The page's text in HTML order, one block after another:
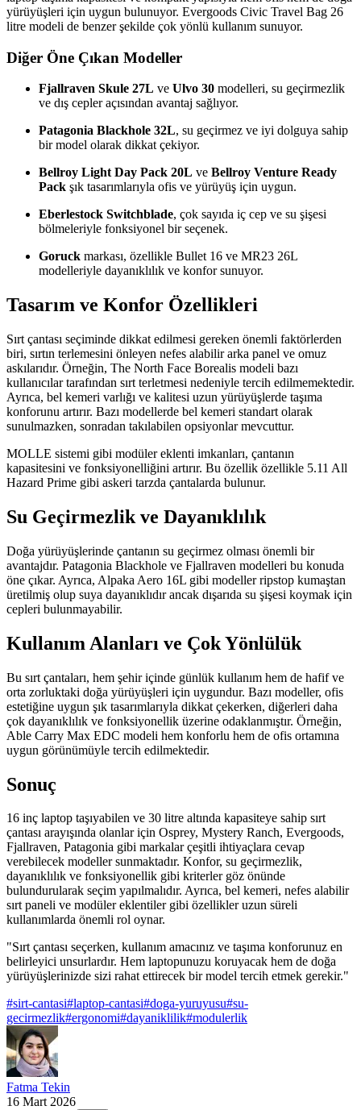
yürüyüşleri için uygun bulunuyor. Evergoods Civic Travel Bag 26
litre modeli de benzer şekilde çok yönlü kullanım sunuyor.
Diğer Öne Çıkan Modeller
Fjallraven Skule 27L ve Ulvo 30 modelleri, su geçirmezlik
ve dış cepler açısından avantaj sağlıyor.
Patagonia Blackhole 32L, su geçirmez ve iyi dolguya sahip
bir model olarak dikkat çekiyor.
Bellroy Light Day Pack 20L ve Bellroy Venture Ready
Pack şık tasarımlarıyla ofis ve yürüyüş için uygun.
Eberlestock Switchblade, çok sayıda iç cep ve su şişesi
bölmeleriyle fonksiyonel bir seçenek.
Goruck markası, özellikle Bullet 16 ve MR23 26L
modelleriyle dayanıklılık ve konfor sunuyor.
Tasarım ve Konfor Özellikleri
Sırt çantası seçiminde dikkat edilmesi gereken önemli faktörlerden
biri, sırtın terlemesini önleyen nefes alabilir arka panel ve omuz
askılarıdır. Örneğin, The North Face Borealis modeli bazı
kullanıcılar tarafından sırt terletmesi nedeniyle tercih edilmemektedir.
Ayrıca, bel kemeri varlığı ve kalitesi uzun yürüyüşlerde taşıma
konforunu artırır. Bazı modellerde bel kemeri standart olarak
sunulmazken, sonradan takılabilen opsiyonlar mevcuttur.
MOLLE sistemi gibi modüler eklenti imkanları, çantanın
kapasitesini ve fonksiyonelliğini artırır. Bu özellik özellikle 5.11 All
Hazard Prime gibi askeri tarzda çantalarda bulunur.
Su Geçirmezlik ve Dayanıklılık
Doğa yürüyüşlerinde çantanın su geçirmez olması önemli bir
avantajdır. Patagonia Blackhole ve Fjallraven modelleri bu konuda
öne çıkar. Ayrıca, Alpaka Aero 16L gibi modeller ripstop kumaştan
üretilmiş olup suya dayanıklıdır ancak dışarıda su şişesi koymak için
cepleri bulunmayabilir.
Kullanım Alanları ve Çok Yönlülük
Bu sırt çantaları, hem şehir içinde günlük kullanım hem de hafif ve
orta zorluktaki doğa yürüyüşleri için uygundur. Bazı modeller, ofis
estetiğine uygun şık tasarımlarıyla dikkat çekerken, diğerleri daha
çok dayanıklılık ve fonksiyonellik üzerine odaklanmıştır. Örneğin,
Able Carry Max EDC modeli hem konforlu hem de ofis ortamına
uygun görünümüyle tercih edilmektedir.
Sonuç
16 inç laptop taşıyabilen ve 30 litre altında kapasiteye sahip sırt
çantası arayışında olanlar için Osprey, Mystery Ranch, Evergoods,
Fjallraven, Patagonia gibi markalar çeşitli ihtiyaçlara cevap
verebilecek modeller sunmaktadır. Konfor, su geçirmezlik,
dayanıklılık ve fonksiyonellik gibi kriterler göz önünde
bulundurularak seçim yapılmalıdır. Ayrıca, bel kemeri, nefes alabilir
sırt paneli ve modüler eklentiler gibi özellikler uzun süreli
kullanımlarda önemli rol oynar.
"Sırt çantası seçerken, kullanım amacınız ve taşıma konforunuz en
belirleyici unsurlardır. Hem laptopunuzu koruyacak hem de doğa
yürüyüşlerinizde sizi rahat ettirecek bir model tercih etmek gerekir."
#sirt-cantasi#laptop-cantasi#doga-yuruyusu#su-
gecirmezlik#ergonomi#dayaniklilik#modulerlik
Fatma Tekin
16 Mart 2026